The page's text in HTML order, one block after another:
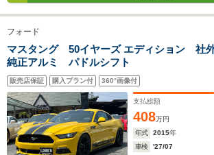
フォード
マスタング 50イヤーズ エディション 社
純正アルミ パドルシフト
販売店保証 購入プラン付 360°画像付
支払総額
408万円
年式
2015年
車検
'27/07